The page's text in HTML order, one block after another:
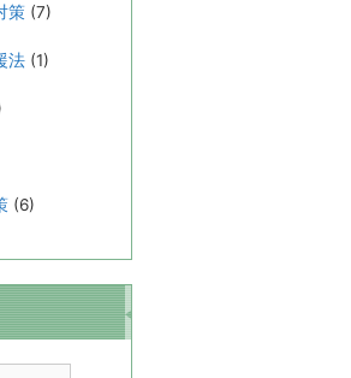
策 (7)
法 (1)
(6)